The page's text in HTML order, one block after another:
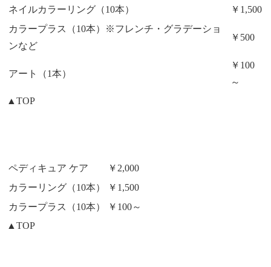
ネイルカラーリング（10本）
￥1,500
カラープラス（10本）※フレンチ・グラデーショ
ンなど
￥500
アート（1本）
￥100
～
▲TOP
ペディキュア ケア
￥2,000
カラーリング（10本）
￥1,500
カラープラス（10本）
￥100～
▲TOP